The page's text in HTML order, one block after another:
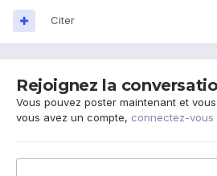
Citer
Rejoignez la
Vous pouvez poster maintenant et
vous avez un compte, connectez-vous